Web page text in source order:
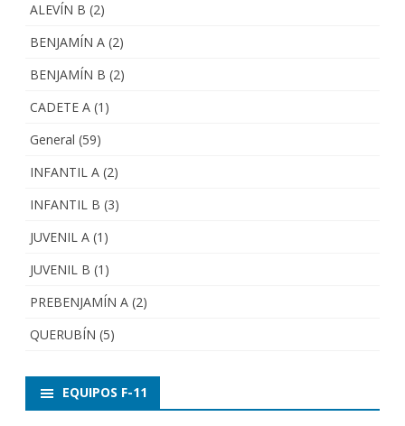
ALEVÍN B (2)
BENJAMÍN A (2)
BENJAMÍN B (2)
CADETE A (1)
General (59)
INFANTIL A (2)
INFANTIL B (3)
JUVENIL A (1)
JUVENIL B (1)
PREBENJAMÍN A (2)
QUERUBÍN (5)
EQUIPOS F-11